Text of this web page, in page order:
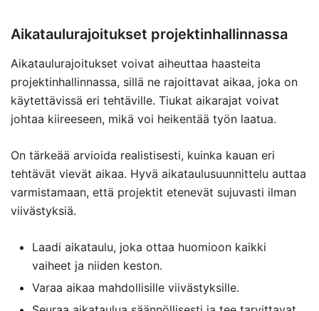
Aikataulurajoitukset projektinhallinnassa
Aikataulurajoitukset voivat aiheuttaa haasteita
projektinhallinnassa, sillä ne rajoittavat aikaa, joka on
käytettävissä eri tehtäville. Tiukat aikarajat voivat
johtaa kiireeseen, mikä voi heikentää työn laatua.
On tärkeää arvioida realistisesti, kuinka kauan eri
tehtävät vievät aikaa. Hyvä aikataulusuunnittelu auttaa
varmistamaan, että projektit etenevät sujuvasti ilman
viivästyksiä.
Laadi aikataulu, joka ottaa huomioon kaikki
vaiheet ja niiden keston.
Varaa aikaa mahdollisille viivästyksille.